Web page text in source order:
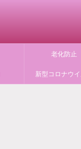
老化防止
新型コロナウ